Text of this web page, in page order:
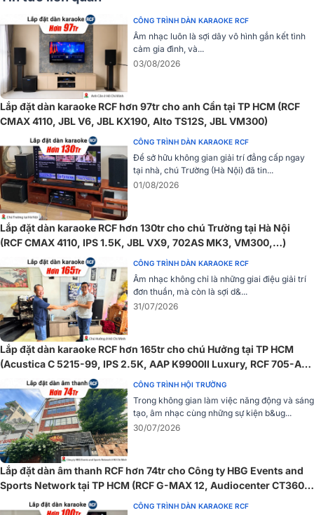
Với dải tần số rộng từ 80Hz đến 20kHz, loa treo tường RCF có khả
năng tái hiện âm thanh một cách phong phú và chi tiết, giúp người
nghe cảm nhận được toàn bộ sắc thái của âm nhạc. Mức áp suất
âm thanh tối đa (SPL) đạt 110dB, mang đến trải nghiệm âm thanh
mạnh mẽ và ấn tượng ngay cả trong không gian rộng lớn.
Dễ dàng lắp đặt
Một trong những ưu điểm nổi bật của loa treo tường RCF WMR 50T
là thiết kế bảng kết nối tích hợp vào giá treo tường, giúp việc lắp
đặt trở nên dễ dàng và thuận tiện. Cổng kết nối EUROBLOCK 4
chân hỗ trợ cả đầu vào âm thanh và đầu ra nối tiếp, giúp bạn tiết
kiệm thời gian và công sức trong quá trình thiết lập hệ thống âm
thanh. Việc này không chỉ giảm bớt công việc cho người lắp đặt mà
còn giúp người dùng cuối dễ dàng điều chỉnh và thay đổi cấu hình
khi cần thiết.
CÔNG TRÌNH DÀN KARAOKE RCF
Âm nhạc luôn là sợi dây vô hình gắn kết tình
cảm gia đình, và...
03/08/2026
Lắp đặt dàn karaoke RCF hơn 97tr cho anh Cần tại TP HCM (RCF
CMAX 4110, JBL V6, JBL KX190, Alto TS12S, JBL VM300)
CÔNG TRÌNH DÀN KARAOKE RCF
Để sở hữu không gian giải trí đẳng cấp ngay
tại nhà, chú Trường (Hà Nội) đã tin...
01/08/2026
Lắp đặt dàn karaoke RCF hơn 130tr cho chú Trường tại Hà Nội
(RCF CMAX 4110, IPS 1.5K, JBL VX9, 702AS MK3, VM300,…)
CÔNG TRÌNH DÀN KARAOKE RCF
Âm nhạc không chỉ là những giai điệu giải trí
đơn thuần, mà còn là sợi d&...
31/07/2026
Lắp đặt dàn karaoke RCF hơn 165tr cho chú Hưởng tại TP HCM
(Acustica C 5215-99, IPS 2.5K, AAP K9900II Luxury, RCF 705-AS
MK3, BS9800, TIYN M8)
CÔNG TRÌNH HỘI TRƯỜNG
Trong không gian làm việc năng động và sáng
tạo, âm nhạc cùng những sự kiện b&ug...
30/07/2026
Lắp đặt dàn âm thanh RCF hơn 74tr cho Công ty HBG Events and
Sports Network tại TP HCM (RCF G-MAX 12, Audiocenter CT3600,
JBL VX9...)
CÔNG TRÌNH DÀN KARAOKE RCF